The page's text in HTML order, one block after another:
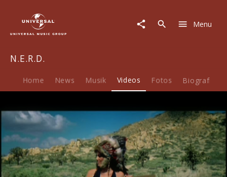
Nelly
Menu
N.E.R.D.
Home News Musik Videos Fotos Biografie